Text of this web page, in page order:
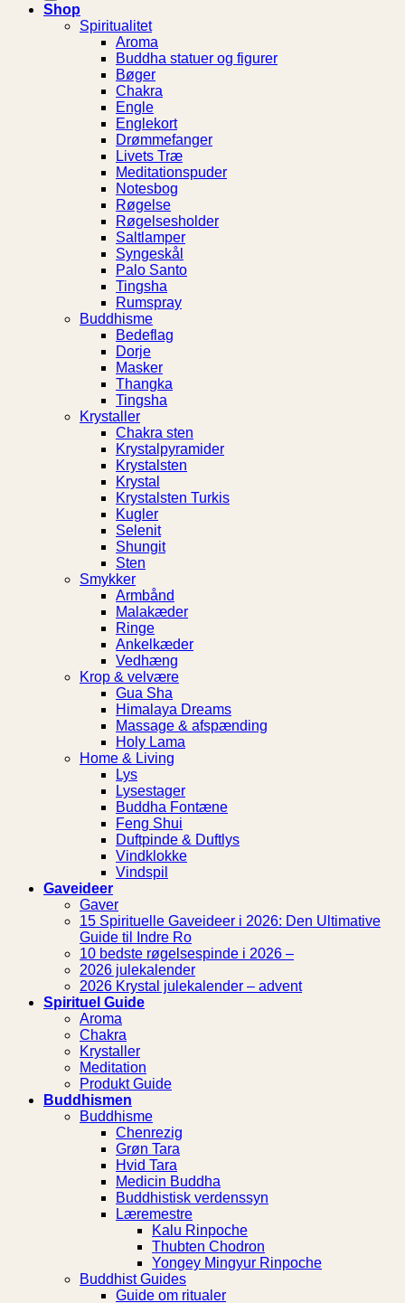
Shop
Spiritualitet
Aroma
Buddha statuer og figurer
Bøger
Chakra
Engle
Englekort
Drømmefanger
Livets Træ
Meditationspuder
Notesbog
Røgelse
Røgelsesholder
Saltlamper
Syngeskål
Palo Santo
Tingsha
Rumspray
Buddhisme
Bedeflag
Dorje
Masker
Thangka
Tingsha
Krystaller
Chakra sten
Krystalpyramider
Krystalsten
Krystal
Krystalsten Turkis
Kugler
Selenit
Shungit
Sten
Smykker
Armbånd
Malakæder
Ringe
Ankelkæder
Vedhæng
Krop & velvære
Gua Sha
Himalaya Dreams
Massage & afspænding
Holy Lama
Home & Living
Lys
Lysestager
Buddha Fontæne
Feng Shui
Duftpinde & Duftlys
Vindklokke
Vindspil
Gaveideer
Gaver
15 Spirituelle Gaveideer i 2026: Den Ultimative
Guide til Indre Ro
10 bedste røgelsespinde i 2026 –
2026 julekalender
2026 Krystal julekalender – advent
Spirituel Guide
Aroma
Chakra
Krystaller
Meditation
Produkt Guide
Buddhismen
Buddhisme
Chenrezig
Grøn Tara
Hvid Tara
Medicin Buddha
Buddhistisk verdenssyn
Læremestre
Kalu Rinpoche
Thubten Chodron
Yongey Mingyur Rinpoche
Buddhist Guides
Guide om ritualer